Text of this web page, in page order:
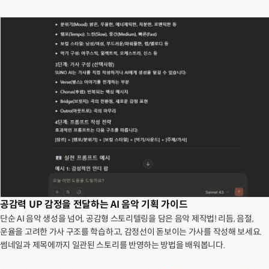
공감력 UP 감정을 전달하는 AI 음악 기획 가이드
단순 AI 음악 생성을 넘어, 공감형 스토리텔링을 담은 음악 제작법! 리듬, 음절,
운율을 고려한 가사 구조를 학습하고, 감정선이 돋보이는 가사를 작성해 보세요.
썸네일과 제목에까지 일관된 스토리를 반영하는 방법을 배워봅니다.